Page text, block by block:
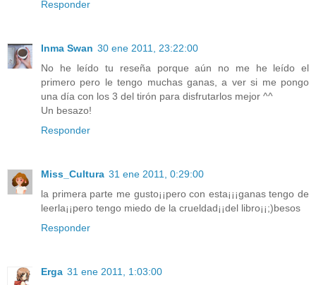
Responder
Inma Swan 30 ene 2011, 23:22:00
No he leído tu reseña porque aún no me he leído el
primero pero le tengo muchas ganas, a ver si me pongo
una día con los 3 del tirón para disfrutarlos mejor ^^
Un besazo!
Responder
Miss_Cultura 31 ene 2011, 0:29:00
la primera parte me gusto¡¡pero con esta¡¡¡ganas tengo de
leerla¡¡pero tengo miedo de la crueldad¡¡del libro¡¡;)besos
Responder
Erga 31 ene 2011, 1:03:00